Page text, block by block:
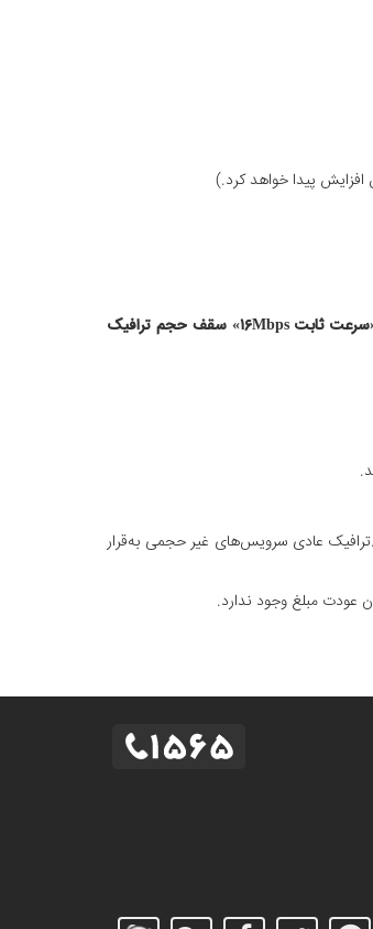
حجم ترافیک ماهیانه بر اساس ترافیک بین‌الملل اعلام شده است که نسبت مصرف ترافیک داخلی به بین‌الملل ۱ به ۲ است؛ برای مثال در سرویس «سرعت ثابت ۱۶Mbps» سقف حجم ترافیک
عادی سرویس‌های غیر حجمی به‌قرار
عودت مبلغ وجود ندارد.